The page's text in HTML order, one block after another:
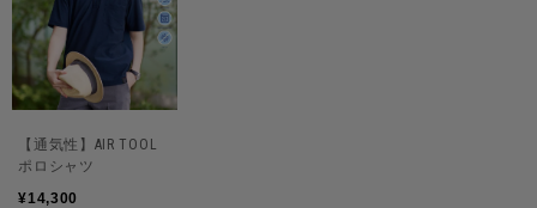
【通気性】AIR TOOL
ポロシャツ
¥14,300